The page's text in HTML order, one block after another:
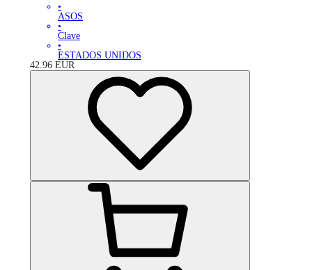
•
ASOS
•
Clave
•
ESTADOS UNIDOS
42.96 EUR